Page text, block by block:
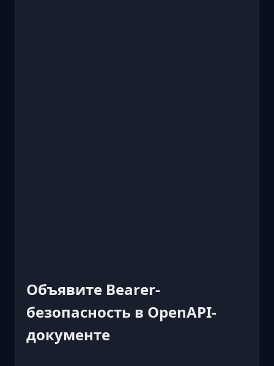
Объявите Bearer-
безопасность в OpenAPI-
документе